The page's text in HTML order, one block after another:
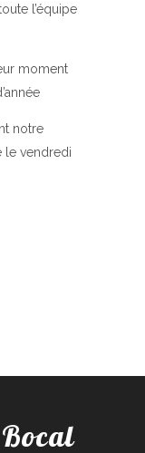
l’équipe
moment
notre
le vendredi